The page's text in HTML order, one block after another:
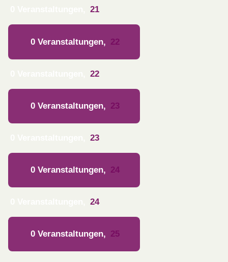
21
0 Veranstaltungen, 22
22
0 Veranstaltungen, 23
23
0 Veranstaltungen, 24
24
0 Veranstaltungen, 25